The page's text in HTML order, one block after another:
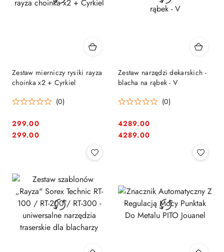
Zestaw mierniczy rysiki rayza
choinka x2 + Cyrkiel
(0)
Cena:
299.00
Cena:
299.00
Zestaw narzędzi dekarskich -
blacha na rąbek - V
(0)
Cena:
4289.00
Cena:
4289.00